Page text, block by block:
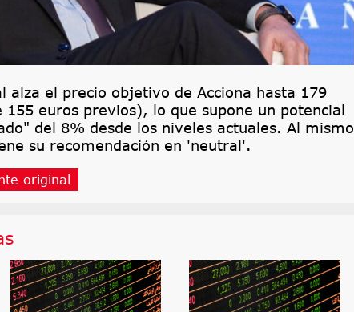
alza el precio objetivo de Acciona hasta 179
155 euros previos), lo que supone un potencial
del 8% desde los niveles actuales. Al mismo
su recomendación en 'neutral'.
original